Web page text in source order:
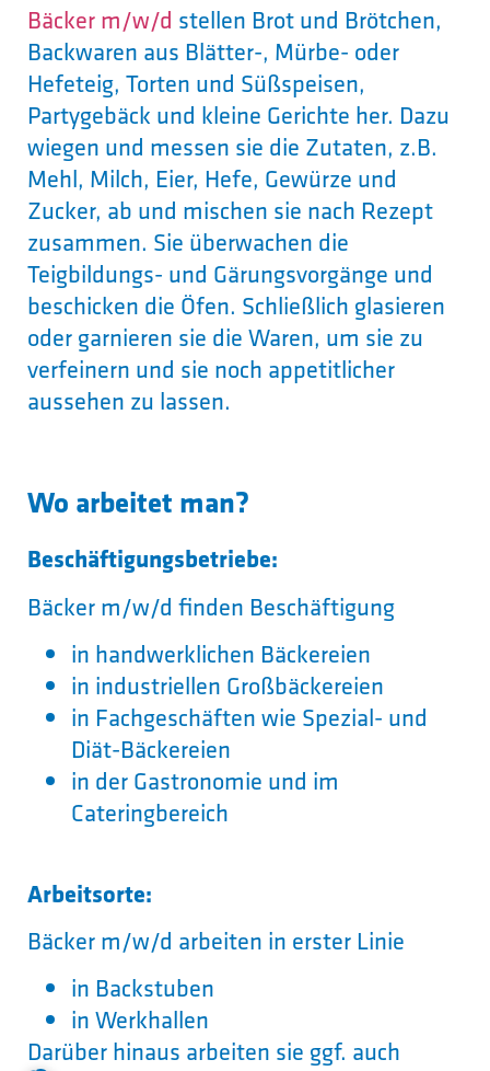
Bäcker m/w/d stellen Brot und Brötchen,
Backwaren aus Blätter-, Mürbe- oder
Hefeteig, Torten und Süßspeisen,
Partygebäck und kleine Gerichte her. Dazu
wiegen und messen sie die Zutaten, z.B.
Mehl, Milch, Eier, Hefe, Gewürze und
Zucker, ab und mischen sie nach Rezept
zusammen. Sie überwachen die
Teigbildungs- und Gärungsvorgänge und
beschicken die Öfen. Schließlich glasieren
oder garnieren sie die Waren, um sie zu
verfeinern und sie noch appetitlicher
aussehen zu lassen.
Wo arbeitet man?
Beschäftigungsbetriebe:
Bäcker m/w/d finden Beschäftigung
in handwerklichen Bäckereien
in industriellen Großbäckereien
in Fachgeschäften wie Spezial- und
Diät-Bäckereien
in der Gastronomie und im
Cateringbereich
Arbeitsorte:
Bäcker m/w/d arbeiten in erster Linie
in Backstuben
in Werkhallen
Darüber hinaus arbeiten sie ggf. auch